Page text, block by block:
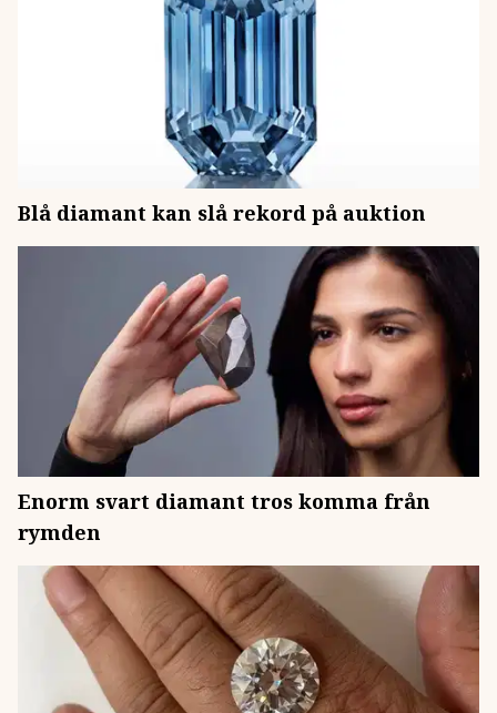
Blå diamant kan slå rekord på auktion
Enorm svart diamant tros komma från
rymden